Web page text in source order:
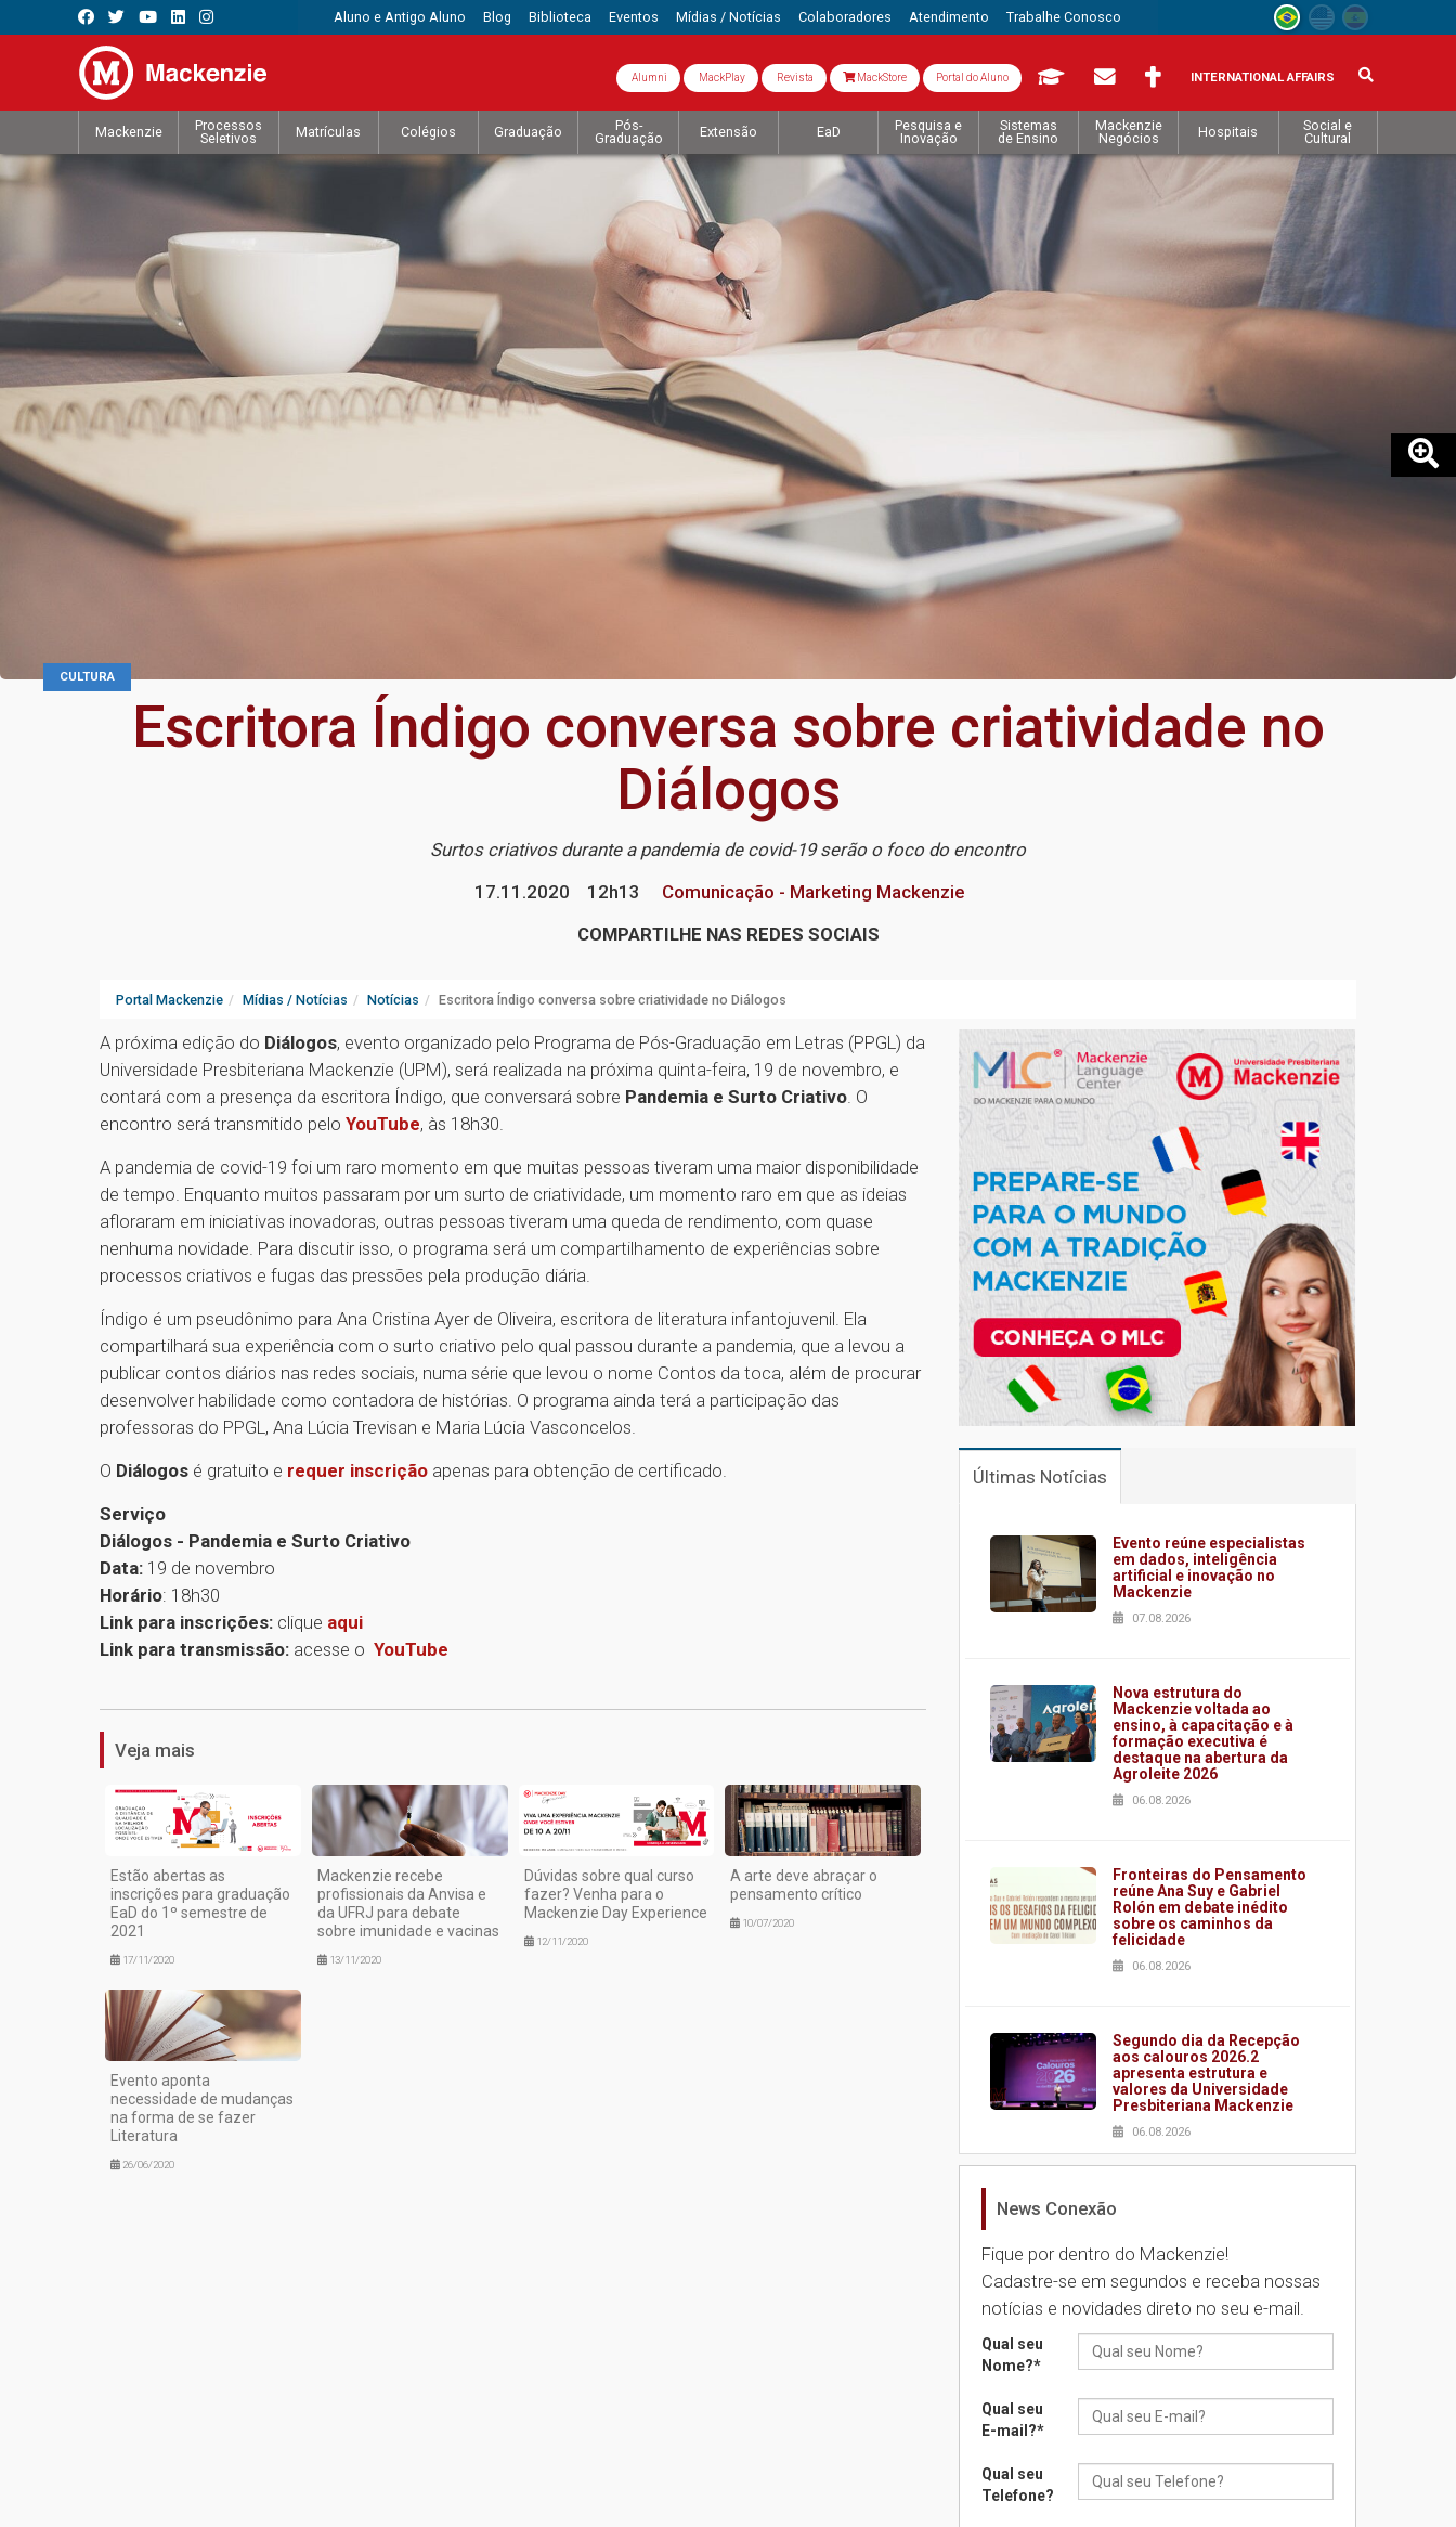
Aluno e Antigo Aluno Blog Biblioteca Eventos Mídias / Notícias Colaboradores Atendimento Trabalhe Conosco
Alumni MackPlay Revista MackStore Portal do Aluno INTERNATIONAL AFFAIRS
Mackenzie
Processos
Seletivos
Matrículas Colégios Graduação
Pós-
Graduação
Extensão EaD
Pesquisa e
Inovação
Sistemas
de Ensino
Mackenzie
Negócios
Hospitais
Social e
Cultural
CULTURA
Escritora Índigo conversa sobre criatividade no
Diálogos
Surtos criativos durante a pandemia de covid-19 serão o foco do encontro
17.11.2020
12h13
Comunicação - Marketing Mackenzie
COMPARTILHE NAS REDES SOCIAIS
Portal Mackenzie Mídias / Notícias Notícias Escritora Índigo conversa sobre criatividade no Diálogos
A próxima edição do Diálogos, evento organizado pelo Programa de Pós-Graduação em Letras (PPGL) da
Universidade Presbiteriana Mackenzie (UPM), será realizada na próxima quinta-feira, 19 de novembro, e
contará com a presença da escritora Índigo, que conversará sobre Pandemia e Surto Criativo. O
encontro será transmitido pelo YouTube, às 18h30.
A pandemia de covid-19 foi um raro momento em que muitas pessoas tiveram uma maior disponibilidade
de tempo. Enquanto muitos passaram por um surto de criatividade, um momento raro em que as ideias
afloraram em iniciativas inovadoras, outras pessoas tiveram uma queda de rendimento, com quase
nenhuma novidade. Para discutir isso, o programa será um compartilhamento de experiências sobre
processos criativos e fugas das pressões pela produção diária.
Índigo é um pseudônimo para Ana Cristina Ayer de Oliveira, escritora de literatura infantojuvenil. Ela
compartilhará sua experiência com o surto criativo pelo qual passou durante a pandemia, que a levou a
publicar contos diários nas redes sociais, numa série que levou o nome Contos da toca, além de procurar
desenvolver habilidade como contadora de histórias. O programa ainda terá a participação das
professoras do PPGL, Ana Lúcia Trevisan e Maria Lúcia Vasconcelos.
O Diálogos é gratuito e requer inscrição apenas para obtenção de certificado.
Serviço
Diálogos - Pandemia e Surto Criativo
Data: 19 de novembro
Horário: 18h30
Link para inscrições: clique aqui
Link para transmissão: acesse o YouTube
Veja mais
Estão abertas as
inscrições para graduação
EaD do 1º semestre de
2021
17/11/2020
Mackenzie recebe
profissionais da Anvisa e
da UFRJ para debate
sobre imunidade e vacinas
13/11/2020
Dúvidas sobre qual curso
fazer? Venha para o
Mackenzie Day Experience
12/11/2020
A arte deve abraçar o
pensamento crítico
10/07/2020
Evento aponta
necessidade de mudanças
na forma de se fazer
Literatura
26/06/2020
Últimas Notícias
Evento reúne especialistas
em dados, inteligência
artificial e inovação no
Mackenzie
07.08.2026
Nova estrutura do
Mackenzie voltada ao
ensino, à capacitação e à
formação executiva é
destaque na abertura da
Agroleite 2026
06.08.2026
Fronteiras do Pensamento
reúne Ana Suy e Gabriel
Rolón em debate inédito
sobre os caminhos da
felicidade
06.08.2026
Segundo dia da Recepção
aos calouros 2026.2
apresenta estrutura e
valores da Universidade
Presbiteriana Mackenzie
06.08.2026
Nova apresentação do
brasileira
05.08.2026
Universidade Mackenzie
realizará nova edição da
05.08.2026
Seminário discute desafios
das novas tecnologias em
News Conexão
Fique por dentro do Mackenzie!
Cadastre-se em segundos e receba nossas
notícias e novidades direto no seu e-mail.
Qual seu
Nome?*
Qual seu
E-mail?*
Qual seu
Telefone?